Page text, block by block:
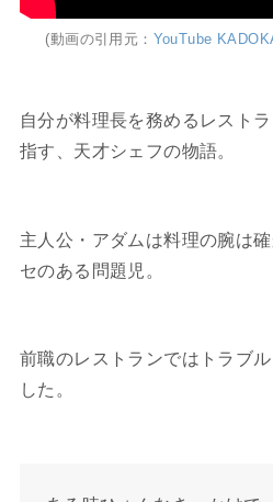
(動画の引用元： YouTube
自分が料理長を務めるレスト
指す、天才シェフの物語。
主人公・アダムは料理の腕は
セのある問題児。
前職のレストランではトラブ
した。